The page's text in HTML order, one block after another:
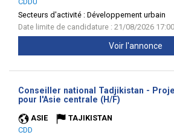
Secteurs d'activité : Développement urbain
Date limite de candidature : 21/08/2026 17:00
Voir l'annonce
Conseiller national Tadjikistan -
pour l'Asie centrale (H/F)
ASIE
TAJIKISTAN
CDD